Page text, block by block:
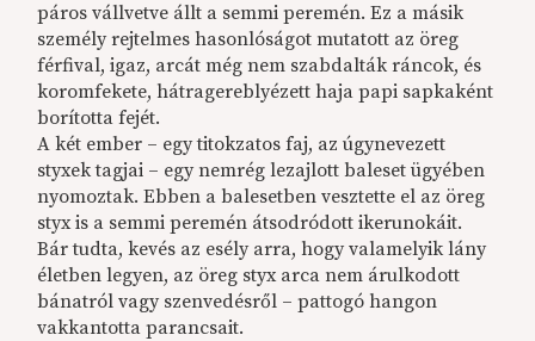
páros vállvetve állt a semmi peremén. Ez a másik
személy rejtelmes hasonlóságot mutatott az öreg
férfival, igaz, arcát még nem szabdalták ráncok, és
koromfekete, hátragereblyézett haja papi sapkaként
borította fejét.
A két ember – egy titokzatos faj, az úgynevezett
styxek tagjai – egy nemrég lezajlott baleset ügyében
nyomoztak. Ebben a balesetben vesztette el az öreg
styx is a semmi peremén átsodródott ikerunokáit.
Bár tudta, kevés az esély arra, hogy valamelyik lány
életben legyen, az öreg styx arca nem árulkodott
bánatról vagy szenvedésről – pattogó hangon
vakkantotta parancsait.